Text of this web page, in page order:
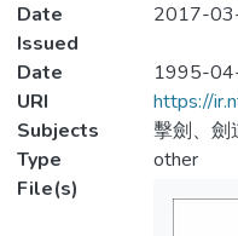
Date
Issued
2017-
Date
1995-
URI
https://
Subjects
擊劍、劍
Type
other
File(s)